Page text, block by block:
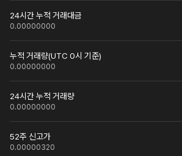
24시간 누적 거래대금
0.00000000
누적 거래량(UTC 0시 기준)
0.00000000
24시간 누적 거래량
0.00000000
52주 신고가
0.00000320